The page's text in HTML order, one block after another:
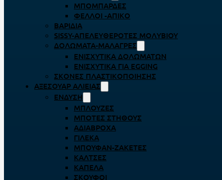
ΜΠΟΜΠΆΡΔΕΣ
ΦΕΛΛΟΊ -ΑΠΊΚΟ
ΒΑΡΊΔΙΑ
SISSY-ΑΠΕΛΕΥΘΕΡΟΤΈΣ ΜΟΛΥΒΙΟΎ
ΔΟΛΏΜΑΤΑ-ΜΑΛΆΓΡΕΣ
ΕΝΙΣΧΥΤΙΚΆ ΔΟΛΩΜΆΤΩΝ
ΕΝΙΣΧΥΤΙΚΆ ΓΙΑ EGGING
ΣΚΌΝΕΣ ΠΛΑΣΤΙΚΟΠΟΊΗΣΗΣ
ΑΞΕΣΟΥΆΡ ΑΛΙΕΊΑΣ
ΈΝΔΥΣΗ
ΜΠΛΟΎΖΕΣ
ΜΠΌΤΕΣ ΣΤΉΘΟΥΣ
ΑΔΙΆΒΡΟΧΑ
ΓΙΛΈΚΑ
ΜΠΟΥΦΆΝ-ΖΑΚΈΤΕΣ
ΚΆΛΤΣΕΣ
ΚΑΠΈΛΑ
ΣΚΟΎΦΟΙ